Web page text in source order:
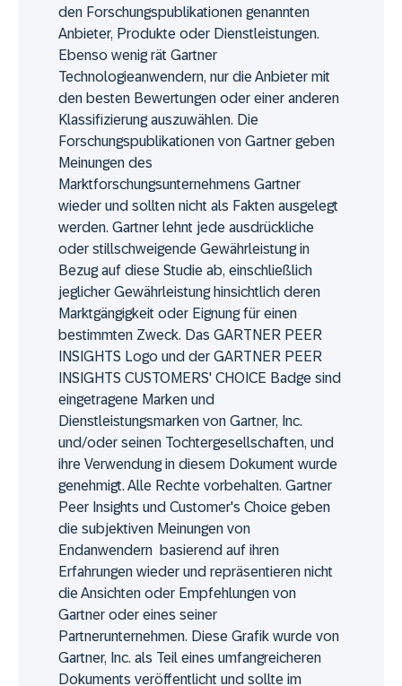
den Forschungspublikationen genannten
Anbieter, Produkte oder Dienstleistungen.
Ebenso wenig rät Gartner
Technologieanwendern, nur die Anbieter mit
den besten Bewertungen oder einer anderen
Klassifizierung auszuwählen. Die
Forschungspublikationen von Gartner geben
Meinungen des
Marktforschungsunternehmens Gartner
wieder und sollten nicht als Fakten ausgelegt
werden. Gartner lehnt jede ausdrückliche
oder stillschweigende Gewährleistung in
Bezug auf diese Studie ab, einschließlich
jeglicher Gewährleistung hinsichtlich deren
Marktgängigkeit oder Eignung für einen
bestimmten Zweck. Das GARTNER PEER
INSIGHTS Logo und der GARTNER PEER
INSIGHTS CUSTOMERS' CHOICE Badge sind
eingetragene Marken und
Dienstleistungsmarken von Gartner, Inc.
und/oder seinen Tochtergesellschaften, und
ihre Verwendung in diesem Dokument wurde
genehmigt. Alle Rechte vorbehalten. Gartner
Peer Insights und Customer's Choice geben
die subjektiven Meinungen von
Endanwendern basierend auf ihren
Erfahrungen wieder und repräsentieren nicht
die Ansichten oder Empfehlungen von
Gartner oder eines seiner
Partnerunternehmen. Diese Grafik wurde von
Gartner, Inc. als Teil eines umfangreicheren
Dokuments veröffentlicht und sollte im